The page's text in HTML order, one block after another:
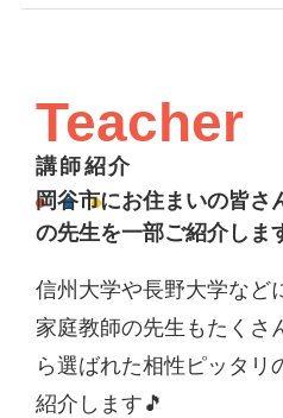
Teacher
講師紹介
岡谷市にお住まいの皆さ
の先生を一部ご紹介しま
信州大学や長野大学など
家庭教師の先生もたくさ
ら選ばれた相性ピッタリ
紹介します🎵